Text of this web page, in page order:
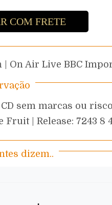
COM FRETE
sem marcas ou
Fruit | Release: 7243 8
dizem..